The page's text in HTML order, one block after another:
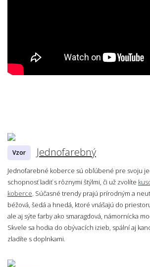
Vzor Jednofarebný
Jednofarebné koberce sú obľúbené pre svoju
schopnosť ladiť s rôznymi štýlmi, či už zvolíte
koberce. Súčasné trendy prajú prírodným a
béžová, šedá a hnedá, ktoré vnášajú do
ale aj sýte farby ako smaragdová, námornícka
Skvele sa hodia do obývacích izieb, spální aj
zladíte s doplnkami.